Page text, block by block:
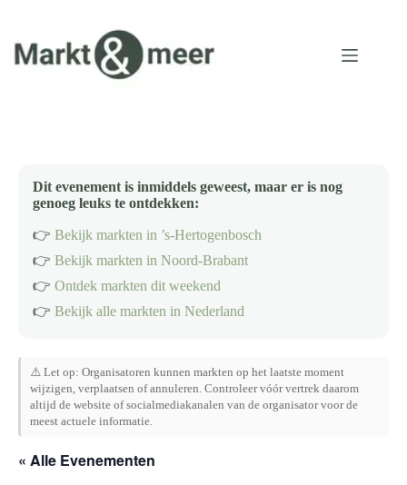
inhoud
Dit evenement is inmiddels geweest, maar er is nog
genoeg leuks te ontdekken:
👉 Bekijk markten in ’s-Hertogenbosch
👉 Bekijk markten in Noord-Brabant
👉 Ontdek markten dit weekend
👉 Bekijk alle markten in Nederland
⚠️ Let op: Organisatoren kunnen markten op het laatste moment
wijzigen, verplaatsen of annuleren. Controleer vóór vertrek daarom
altijd de website of socialmediakanalen van de organisator voor de
meest actuele informatie.
« Alle Evenementen